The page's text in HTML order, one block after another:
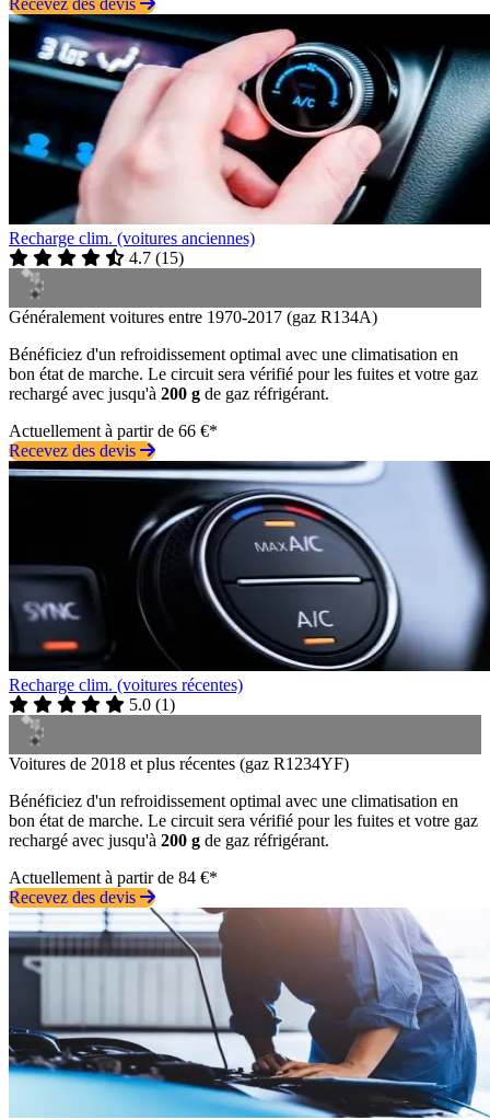
Recharge clim. (voitures anciennes)
4.7 (15)
Généralement voitures entre 1970-2017 (gaz R134A)
Bénéficiez d'un refroidissement optimal avec une climatisation en
bon état de marche. Le circuit sera vérifié pour les fuites et votre gaz
rechargé avec jusqu'à 200 g de gaz réfrigérant.
Actuellement à partir de 66 €*
Recevez des devis
Recharge clim. (voitures récentes)
5.0 (1)
Voitures de 2018 et plus récentes (gaz R1234YF)
Bénéficiez d'un refroidissement optimal avec une climatisation en
bon état de marche. Le circuit sera vérifié pour les fuites et votre gaz
rechargé avec jusqu'à 200 g de gaz réfrigérant.
Actuellement à partir de 84 €*
Recevez des devis